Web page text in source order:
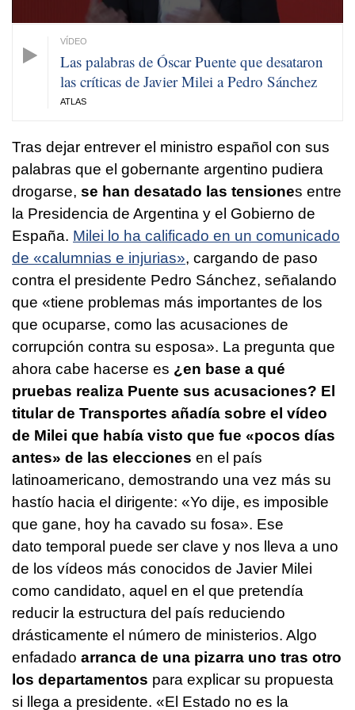
Las palabras de Óscar Puente que desataron
las críticas de Javier Milei a Pedro Sánchez
ATLAS
Tras dejar entrever el ministro español con sus
palabras que el gobernante argentino pudiera
drogarse, se han desatado las tensiones entre
la Presidencia de Argentina y el Gobierno de
España. Milei lo ha calificado en un comunicado
de «calumnias e injurias», cargando de paso
contra el presidente Pedro Sánchez, señalando
que «tiene problemas más importantes de los
que ocuparse, como las acusaciones de
corrupción contra su esposa». La pregunta que
ahora cabe hacerse es ¿en base a qué
pruebas realiza Puente sus acusaciones? El
titular de Transportes añadía sobre el vídeo
de Milei que había visto que fue «pocos días
antes» de las elecciones en el país
latinoamericano, demostrando una vez más su
hastío hacia el dirigente: «Yo dije, es imposible
que gane, hoy ha cavado su fosa». Ese
dato temporal puede ser clave y nos lleva a uno
de los vídeos más conocidos de Javier Milei
como candidato, aquel en el que pretendía
reducir la estructura del país reduciendo
drásticamente el número de ministerios. Algo
enfadado arranca de una pizarra uno tras otro
los departamentos para explicar su propuesta
si llega a presidente. «El Estado no es la